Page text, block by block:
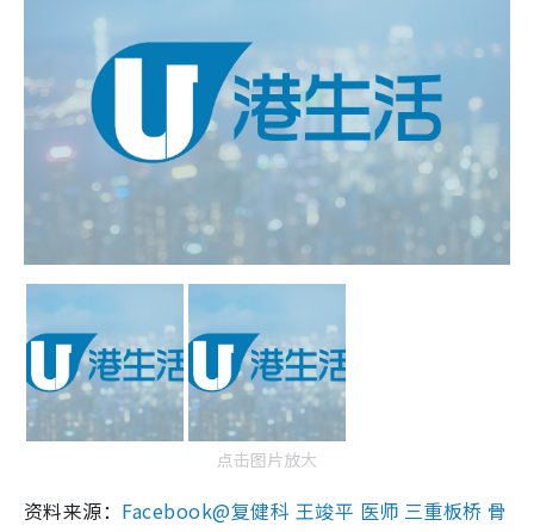
点击图片放大
资料来源： Facebook@复健科 王竣平 医师 三重板桥 骨